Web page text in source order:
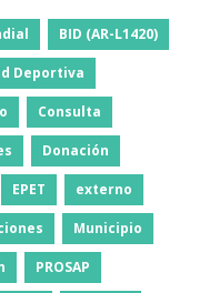
BID (AR-L1420)
Deportiva
Consulta
Donación
EPET externo
Municipio
PROSAP